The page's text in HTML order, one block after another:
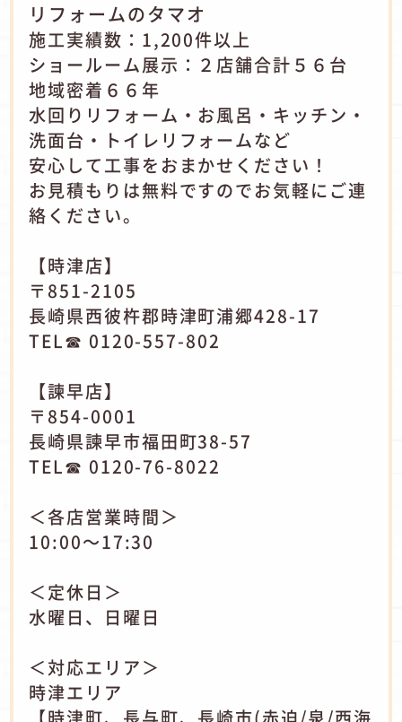
リフォームのタマオ
施工実績数：1,200件以上
ショールーム展示：２店舗合計５６台
地域密着６６年
水回りリフォーム・お風呂・キッチン・
洗面台・トイレリフォームなど
安心して工事をおまかせください！
お見積もりは無料ですのでお気軽にご連
絡ください。
【時津店】
〒851-2105
長崎県西彼杵郡時津町浦郷428-17
TEL☎ 0120-557-802
【諫早店】
〒854-0001
長崎県諫早市福田町38-57
TEL☎ 0120-76-8022
＜各店営業時間＞
10:00～17:30
＜定休日＞
水曜日、日曜日
＜対応エリア＞
時津エリア